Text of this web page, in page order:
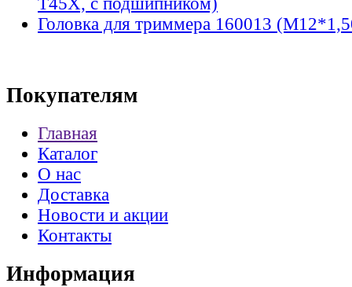
Головка для триммера 160013
Покупателям
Главная
Каталог
О нас
Доставка
Новости и акции
Контакты
Информация